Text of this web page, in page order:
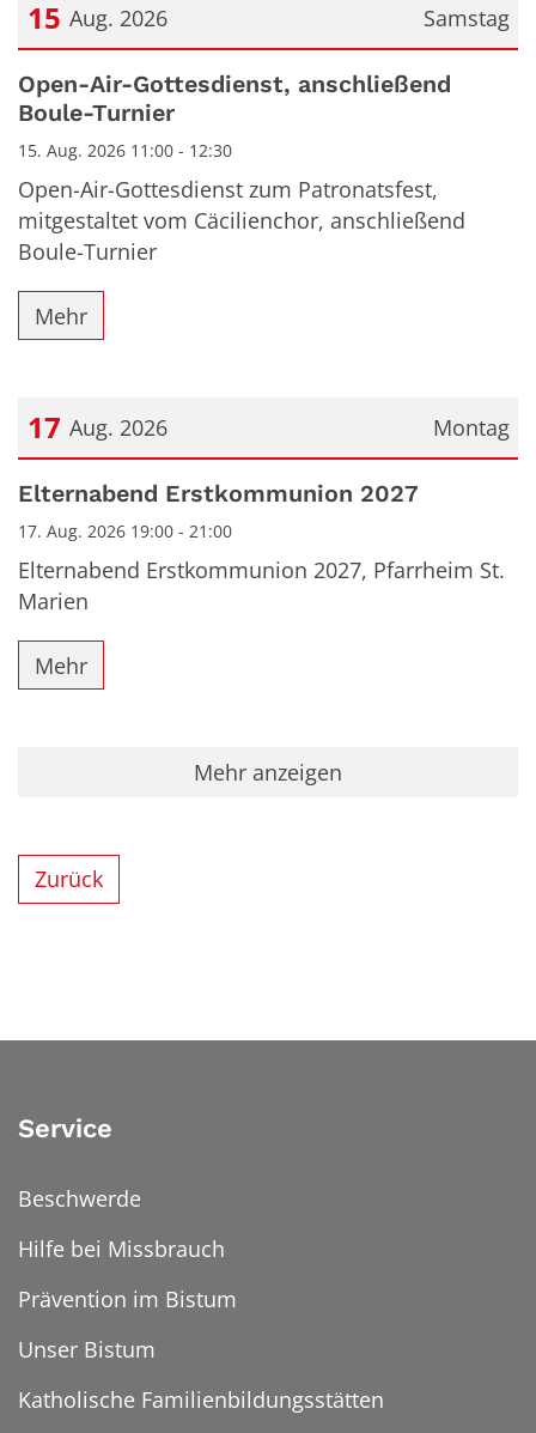
Samstag
15 Aug. 2026
Datum: 15. August 2026
Open-Air-Gottesdienst, anschließend
Boule-Turnier
15. Aug. 2026 11:00 - 12:30
Open-Air-Gottesdienst zum Patronatsfest,
mitgestaltet vom Cäcilienchor, anschließend
Boule-Turnier
Mehr
Montag
17 Aug. 2026
Datum: 17. August 2026
Elternabend Erstkommunion 2027
17. Aug. 2026 19:00 - 21:00
Elternabend Erstkommunion 2027, Pfarrheim St.
Marien
Mehr
Mehr anzeigen
Zurück
Service
Beschwerde
Hilfe bei Missbrauch
Prävention im Bistum
Unser Bistum
Katholische Familienbildungsstätten